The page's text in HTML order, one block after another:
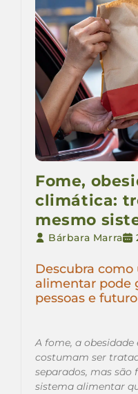
Fome,
climática:
mesmo
Bárbara Marra
Descubra
alimentar pode
pessoas e
A fome, a
costumam ser
separados, mas
sistema alimentar